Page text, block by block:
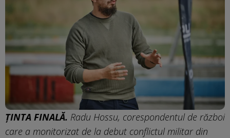
ȚINTA FINALĂ. Radu Hossu, corespondentul de război
care a monitorizat de la debut conflictul militar din